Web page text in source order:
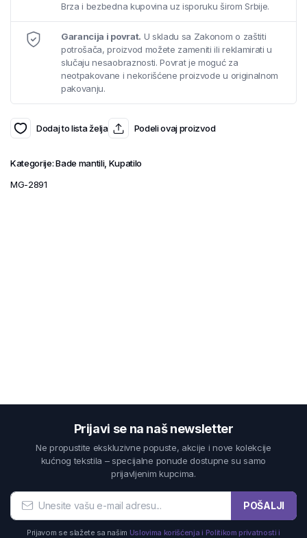
Brza i bezbedna kupovina uz isporuku širom Srbije.
Garancija i povrat. U skladu sa Zakonom o zaštiti
potrošača, proizvod možete zameniti ili reklamirati u
slučaju nesaobraznosti. Povrat je moguć za
neotpakovane i nekorišćene proizvode u originalnom
pakovanju.
Dodaj to lista želja Podeli ovaj proizvod
Kategorije:Bade mantili, Kupatilo
MG-2891
Prijavi se na naš newsletter
Ne propustite ekskluzivne popuste, akcije i nove kolekcije
kućnog tekstila – specijalne ponude dostupne su samo
prijavljenim kupcima.
POŠALJI
Prijavom se slažete sa našim Uslovima korišćenja i Politikom privatnosti i